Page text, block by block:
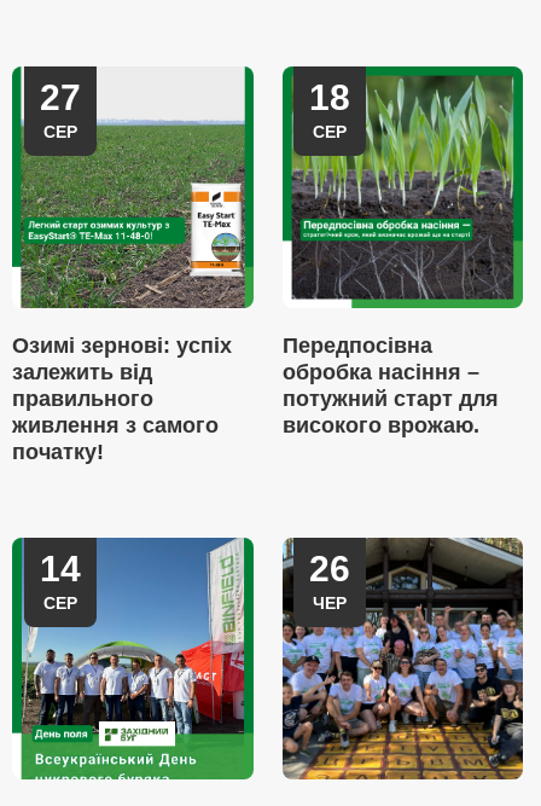
27
СЕР
Озимі зернові: успіх
залежить від
правильного
живлення з самого
початку!
18
СЕР
Передпосівна
обробка насіння –
потужний старт для
високого врожаю.
14
СЕР
26
ЧЕР